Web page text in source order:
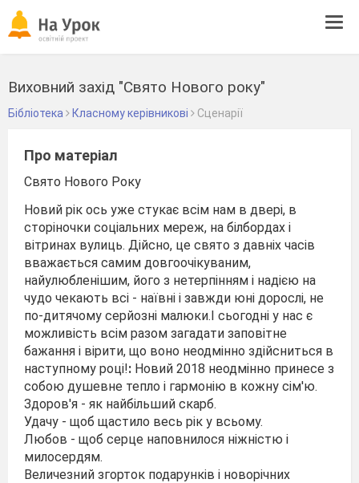
Виховний захід "Свято Нового року"
Бібліотека Класному керівникові Сценарії
Про матеріал
Свято Нового Року
Новий рік ось уже стукає всім нам в двері, в
сторіночки соціальних мереж, на білбордах і
вітринах вулиць. Дійсно, це свято з давніх часів
вважається самим довгоочікуваним,
найулюбленішим, його з нетерпінням і надією на
чудо чекають всі - наївні і завжди юні дорослі, не
по-дитячому серйозні малюки.І сьогодні у нас є
можливість всім разом загадати заповітне
бажання і вірити, що воно неодмінно здійсниться в
наступному році!: Новий 2018 неодмінно принесе з
собою душевне тепло і гармонію в кожну сім'ю.
Здоров'я - як найбільший скарб.
Удачу - щоб щастило весь рік у всьому.
Любов - щоб серце наповнилося ніжністю і
милосердям.
Величезний згорток подарунків і новорічних